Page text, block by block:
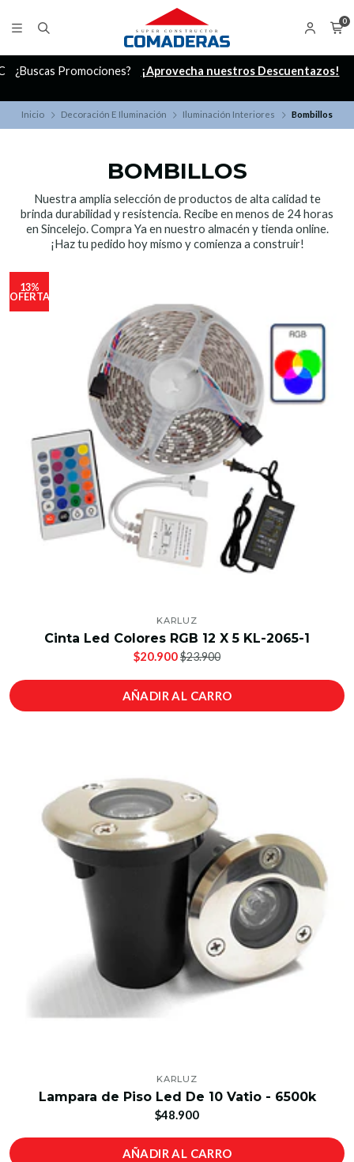
0
¿Buscas Promociones? ¡Aprovecha nuestros Descuentazos!
Inicio Decoración E Iluminación Iluminación Interiores Bombillos
BOMBILLOS
Nuestra amplia selección de productos de alta calidad te
brinda durabilidad y resistencia. Recibe en menos de 24 horas
en Sincelejo. Compra Ya en nuestro almacén y tienda online.
¡Haz tu pedido hoy mismo y comienza a construir!
13%
OFERTA
KARLUZ
Cinta Led Colores RGB 12 X 5 KL-2065-1
$20.900$23.900
AÑADIR AL CARRO
KARLUZ
Lampara de Piso Led De 10 Vatio - 6500k
$48.900
AÑADIR AL CARRO